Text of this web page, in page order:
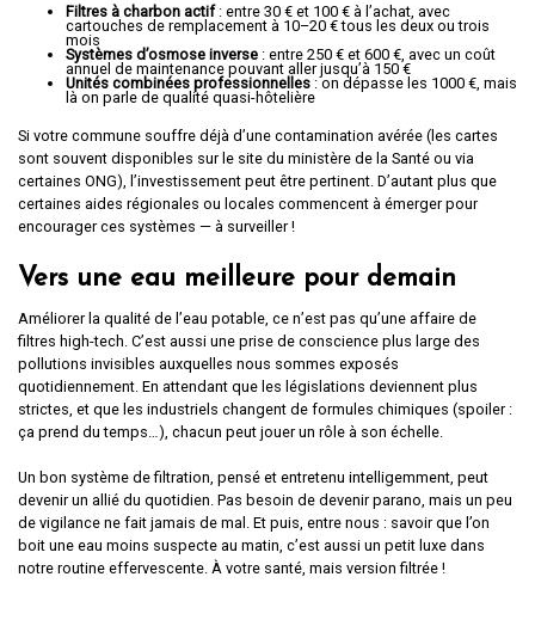
Filtres à charbon actif: entre 30 € et 100 € à l’achat, avec
cartouches de remplacement à 10–20 € tous les deux ou trois
mois
Systèmes d’osmose inverse : entre 250 € et 600 €, avec un coût
annuel de maintenance pouvant aller jusqu’à 150 €
Unités combinées professionnelles : on dépasse les 1000 €, mais
là on parle de qualité quasi-hôtelière
Si votre commune souffre déjà d’une contamination avérée (les cartes
sont souvent disponibles sur le site du ministère de la Santé ou via
certaines ONG), l’investissement peut être pertinent. D’autant plus que
certaines aides régionales ou locales commencent à émerger pour
encourager ces systèmes — à surveiller !
Vers une eau meilleure pour demain
Améliorer la qualité de l’eau potable, ce n’est pas qu’une affaire de
filtres high-tech. C’est aussi une prise de conscience plus large des
pollutions invisibles auxquelles nous sommes exposés
quotidiennement. En attendant que les législations deviennent plus
strictes, et que les industriels changent de formules chimiques (spoiler :
ça prend du temps…), chacun peut jouer un rôle à son échelle.
Un bon système de filtration, pensé et entretenu intelligemment, peut
devenir un allié du quotidien. Pas besoin de devenir parano, mais un peu
de vigilance ne fait jamais de mal. Et puis, entre nous : savoir que l’on
boit une eau moins suspecte au matin, c’est aussi un petit luxe dans
notre routine effervescente. À votre santé, mais version filtrée !